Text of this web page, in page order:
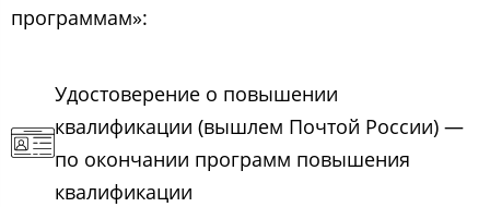
программам»:
Удостоверение о повышении
квалификации (вышлем Почтой России) —
по окончании программ повышения
квалификации